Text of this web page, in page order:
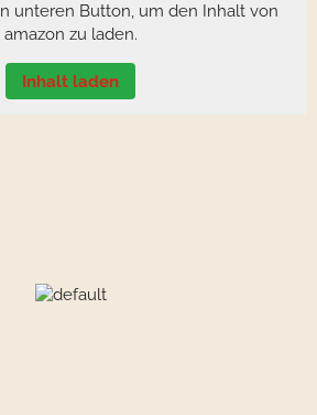
unteren Button, um den Inhalt von
amazon zu laden.
Inhalt laden